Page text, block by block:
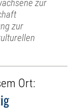
zur
zur
Ort: